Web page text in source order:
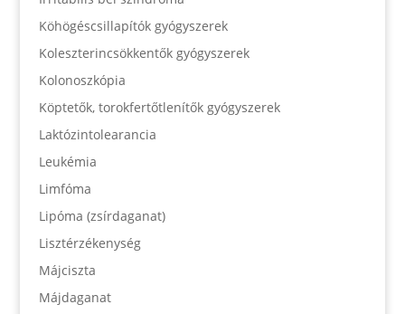
Köhögéscsillapítók gyógyszerek
Koleszterincsökkentők gyógyszerek
Kolonoszkópia
Köptetők, torokfertőtlenítők gyógyszerek
Laktózintolearancia
Leukémia
Limfóma
Lipóma (zsírdaganat)
Lisztérzékenység
Májciszta
Májdaganat